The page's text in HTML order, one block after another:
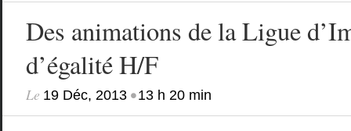
Des animations de la Ligue
d’égalité H/F
Le 19 Déc, 2013•13 h 20 min